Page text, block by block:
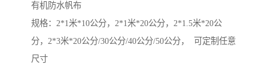
有机防水帆布
规格：2*1米*10公分，2*1米*20公分，2*1.5米*20公
分，2*3米*20公分/30公分/40公分/50公分， 可定制任意
尺寸